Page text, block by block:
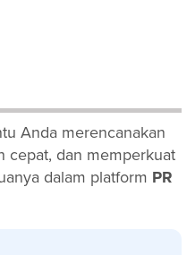
Anda merencanakan
cepat, dan memperkuat
dalam platform PR